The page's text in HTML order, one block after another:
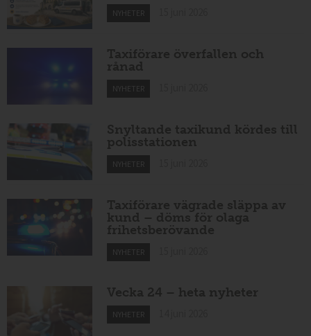
NYHETER
Taxiförare överfallen och
rånad
NYHETER
Snyltande taxikund kördes till
polisstationen
NYHETER
Taxiförare vägrade släppa av
kund – döms för olaga
frihetsberövande
NYHETER
Vecka 24 – heta nyheter
NYHETER